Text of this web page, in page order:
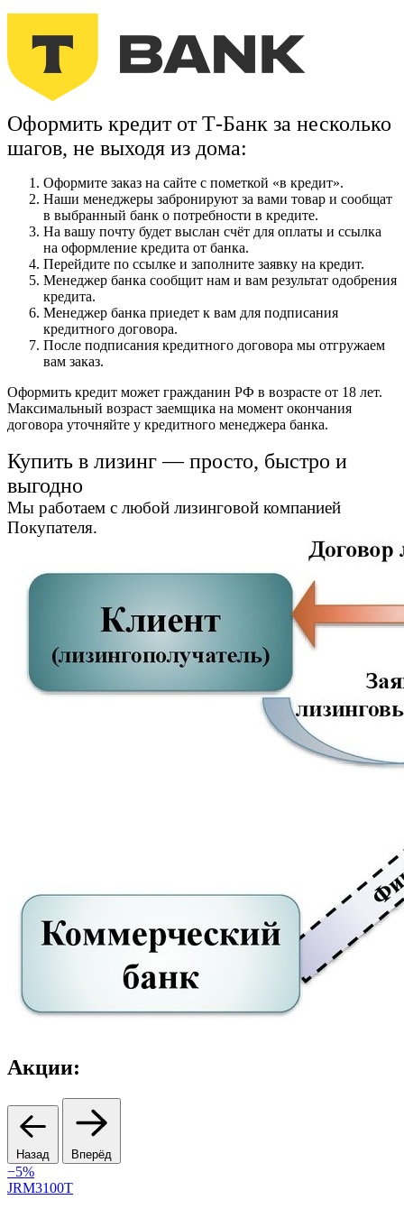
Оформить кредит от Т-Банк за несколько
шагов, не выходя из дома:
Оформите заказ на сайте с пометкой «в кредит».
Наши менеджеры забронируют за вами товар и сообщат
в выбранный банк о потребности в кредите.
На вашу почту будет выслан счёт для оплаты и ссылка
на оформление кредита от банка.
Перейдите по ссылке и заполните заявку на кредит.
Менеджер банка сообщит нам и вам результат одобрения
кредита.
Менеджер банка приедет к вам для подписания
кредитного договора.
После подписания кредитного договора мы отгружаем
вам заказ.
Оформить кредит может гражданин РФ в возрасте от 18 лет.
Максимальный возраст заемщика на момент окончания
договора уточняйте у кредитного менеджера банка.
Купить в лизинг — просто, быстро и
выгодно
Мы работаем с любой лизинговой компанией
Покупателя.
Акции:
Назад Вперёд
−5%
JRM3100T